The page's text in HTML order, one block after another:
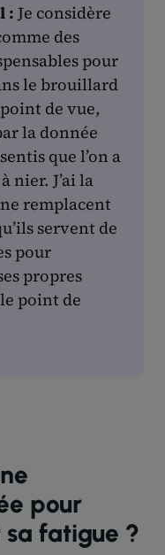
: Je considère
des
pour
le brouillard
de vue,
la donnée
que l’on a
nier. J’ai la
remplacent
servent de
pour
propres
point de
pour
sa fatigue ?